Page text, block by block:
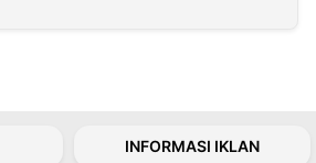
INFORMASI IKLAN